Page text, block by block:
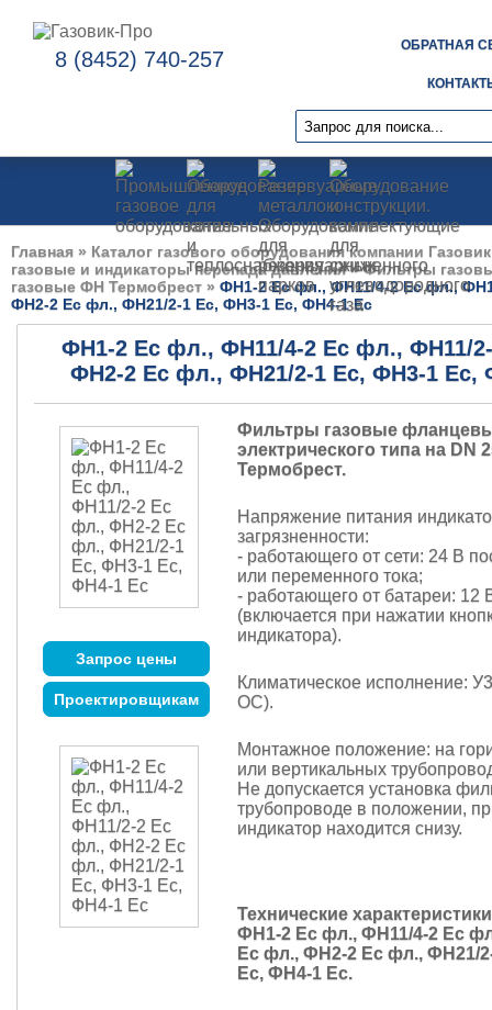
8 (8452) 740-257
ОБРАТНАЯ
Главная » Каталог газового оборудования компании Газовик
газовые и индикаторы перепада давления»Фильтры
газовые ФН Термобрест » ФН1-2 Ес фл., ФН11/4-2 Ес фл.,
ФН2-2 Ес фл., ФН21/2-1 Ес, ФН3-1 Ес, ФН4-1 Ес
ФН1-2 Ес фл., ФН11/4-2 Ес фл., ФН11/
ФН2-2 Ес фл., ФН21/2-1 Ес, ФН3-1 Ес,
Запрос цены
Проектировщикам
Фильтры газовые
электрического типа на DN
Термобрест.
Напряжение питания
загрязненности:
- работающего от сети: 24 В
или переменного тока;
- работающего от батареи: 12
(включается при нажатии
индикатора).
Климатическое исполнение:
ОС).
Монтажное положение: на
или вертикальных
Не допускается установка
трубопроводе в положении,
индикатор находится снизу.
Технические
ФН1-2 Ес фл., ФН11/4-2 Ес
Ес фл., ФН2-2 Ес фл., ФН21/
Ес, ФН4-1 Ес.